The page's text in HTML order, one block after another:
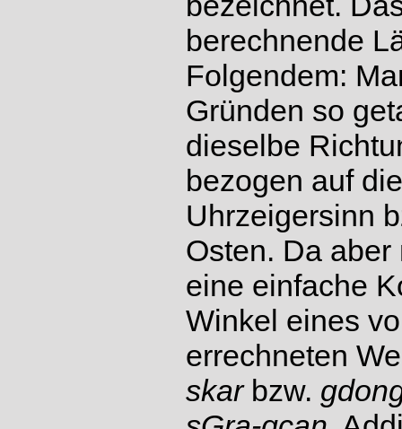
berechnende
Folgendem:
Gründen so
dieselbe
bezogen auf
Uhrzeigersinn
Osten. Da
eine einfache
Winkel eines
errechneten
skarbzw.